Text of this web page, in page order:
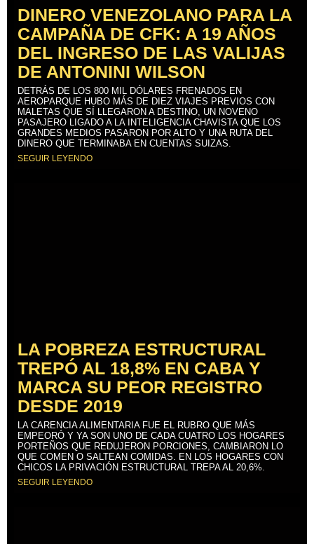
DINERO VENEZOLANO PARA LA
CAMPAÑA DE CFK: A 19 AÑOS
DEL INGRESO DE LAS VALIJAS
DE ANTONINI WILSON
DETRÁS DE LOS 800 MIL DÓLARES FRENADOS EN
AEROPARQUE HUBO MÁS DE DIEZ VIAJES PREVIOS CON
MALETAS QUE SÍ LLEGARON A DESTINO, UN NOVENO
PASAJERO LIGADO A LA INTELIGENCIA CHAVISTA QUE LOS
GRANDES MEDIOS PASARON POR ALTO Y UNA RUTA DEL
DINERO QUE TERMINABA EN CUENTAS SUIZAS.
SEGUIR LEYENDO
LA POBREZA ESTRUCTURAL
TREPÓ AL 18,8% EN CABA Y
MARCA SU PEOR REGISTRO
DESDE 2019
LA CARENCIA ALIMENTARIA FUE EL RUBRO QUE MÁS
EMPEORÓ Y YA SON UNO DE CADA CUATRO LOS HOGARES
PORTEÑOS QUE REDUJERON PORCIONES, CAMBIARON LO
QUE COMEN O SALTEAN COMIDAS. EN LOS HOGARES CON
CHICOS LA PRIVACIÓN ESTRUCTURAL TREPA AL 20,6%.
SEGUIR LEYENDO